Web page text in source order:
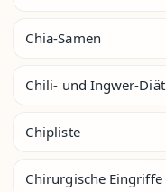
Chia-Samen
Chili- und Ingwer-Diät
Chipliste
Chirurgische Eingriffe